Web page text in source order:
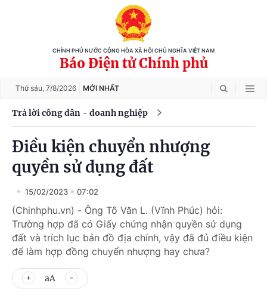
CHÍNH PHỦ NƯỚC CỘNG HÒA XÃ HỘI CHỦ NGHĨA VIỆT NAM
Báo Điện tử Chính phủ
Thứ sáu, 7/8/2026 MỚI NHẤT
Trả lời công dân - doanh nghiệp
Điều kiện chuyển nhượng
quyền sử dụng đất
15/02/2023 07:02
(Chinhphu.vn) - Ông Tô Văn L. (Vĩnh Phúc) hỏi:
Trường hợp đã có Giấy chứng nhận quyền sử dụng
đất và trích lục bản đồ địa chính, vậy đã đủ điều kiện
để làm hợp đồng chuyển nhượng hay chưa?
aA